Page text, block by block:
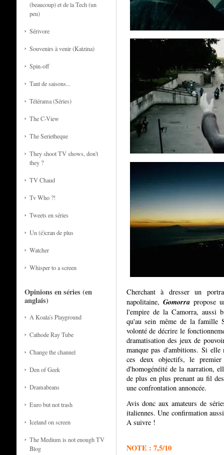
(beaucoup) et de la Tech (un
peu)
Sérivore
Souvenirs à venir (Katzina)
Spin-off
Tant de saisons...
Télérama (Séries)
The C-View
The Serietheque
They shoot TV shows, don't
they ?
TV Chaud
Tv Who ?!
Tweets en séries
Un (é)cran de plus
Watcher
Whisper to a screen
Opinions en séries (en
anglais)
A Koala's Playground
Cathode Ray Tube
Change the channel
Den of Geek
Dramabeans
Euro but not trash
Iceland on screen
The Medium is not enough TV
Blog
Cherchant à dresser un
napolitaine, Gomorrapropose
l'empire de la Camorra, aussi
qu'au sein même de la famille
volonté de décrire le
dramatisation des jeux de
manque pas d'ambitions. Si
ces deux objectifs, le
d'homogénéité de la narration,
de plus en plus prenant au fil
une confrontation annoncée.
Avis donc aux amateurs de
italiennes. Une confirmation
A suivre !
NOTE : 7,5/10